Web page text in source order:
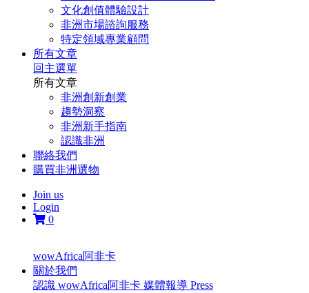
文化創值體驗設計
非洲市場諮詢服務
特定領域專業顧問
所有文章
回主選單
所有文章
非洲創新創業
趨勢洞察
非洲新手指南
認識非洲
聯絡我們
購買非洲選物
Join us
Login
0
wowAfrica阿非卡
關於我們
認識 wowAfrica阿非卡 媒體報導 Press